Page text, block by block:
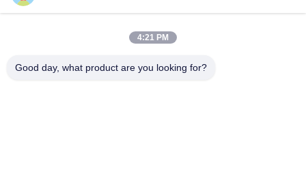
0086-755-27491128
4:21 PM
Good day, what product are you looking for?